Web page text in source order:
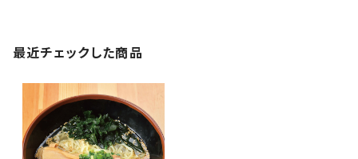
最近チェックした商品